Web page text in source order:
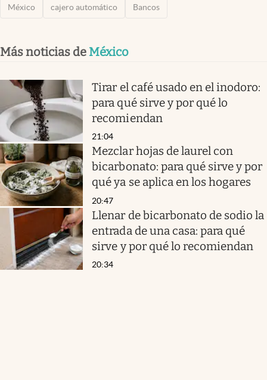
México cajero automático Bancos
Más noticias de México
Tirar el café usado en el inodoro:
para qué sirve y por qué lo
recomiendan
21:04
Mezclar hojas de laurel con
bicarbonato: para qué sirve y por
qué ya se aplica en los hogares
20:47
Llenar de bicarbonato de sodio la
entrada de una casa: para qué
sirve y por qué lo recomiendan
20:34